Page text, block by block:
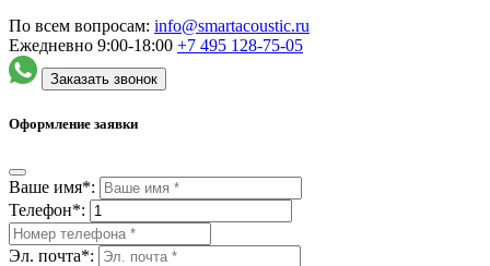
По всем вопросам: info@smartacoustic.ru
Ежедневно 9:00-18:00 +7 495 128-75-05
Заказать звонок
Оформление заявки
Ваше имя*:
Телефон*:
Эл. почта*: